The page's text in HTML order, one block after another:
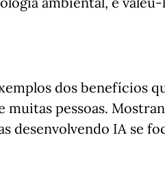
dos benefícios
pessoas.
desenvolvendo IA se